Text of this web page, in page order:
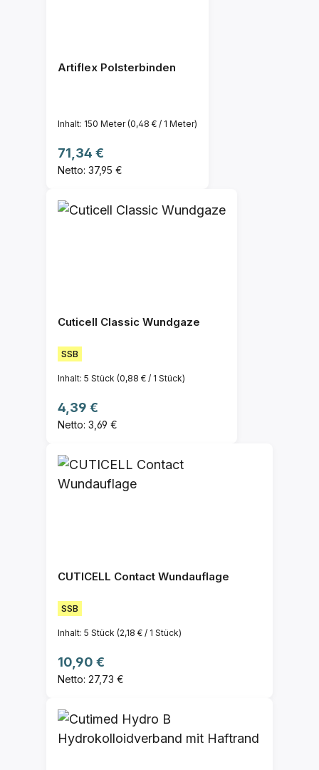
Artiflex Polsterbinden
Inhalt: 150 Meter(0,48 € / 1 Meter)
Regulärer Preis:
71,34 €
Netto: 37,95 €
Cuticell Classic Wundgaze
SSB
Inhalt: 5 Stück (0,88 € / 1 Stück)
Regulärer Preis:
4,39 €
Netto: 3,69 €
CUTICELL Contact Wundauflage
SSB
Inhalt: 5 Stück (2,18 € / 1 Stück)
Regulärer Preis:
10,90 €
Netto: 27,73 €